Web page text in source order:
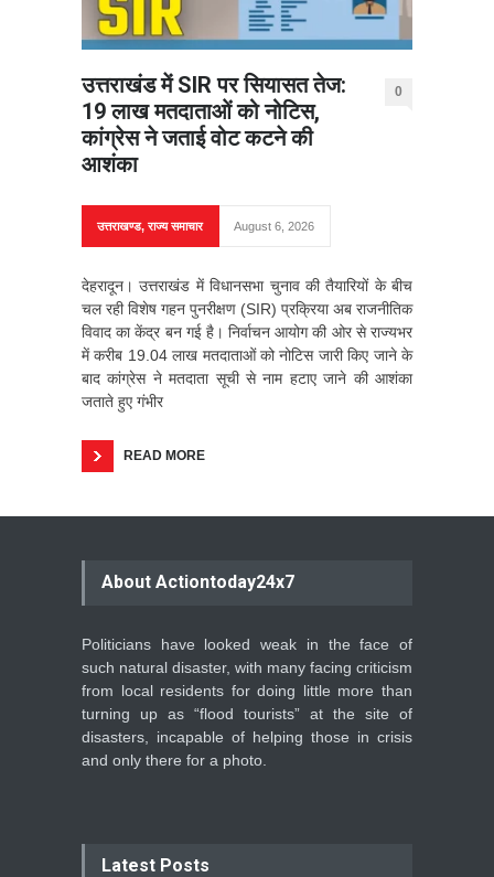
उत्तराखंड में SIR पर सियासत तेज:
19 लाख मतदाताओं को नोटिस,
कांग्रेस ने जताई वोट कटने की
आशंका
0
उत्तराखण्ड,राज्य समाचार August 6, 2026
देहरादून। उत्तराखंड में विधानसभा चुनाव की तैयारियों के बीच
चल रही विशेष गहन पुनरीक्षण (SIR) प्रक्रिया अब राजनीतिक
विवाद का केंद्र बन गई है। निर्वाचन आयोग की ओर से राज्यभर
में करीब 19.04 लाख मतदाताओं को नोटिस जारी किए जाने के
बाद कांग्रेस ने मतदाता सूची से नाम हटाए जाने की आशंका
जताते हुए गंभीर
READ MORE
About Actiontoday24x7
Politicians have looked weak in the face of
such natural disaster, with many facing criticism
from local residents for doing little more than
turning up as “flood tourists” at the site of
disasters, incapable of helping those in crisis
and only there for a photo.
Latest Posts